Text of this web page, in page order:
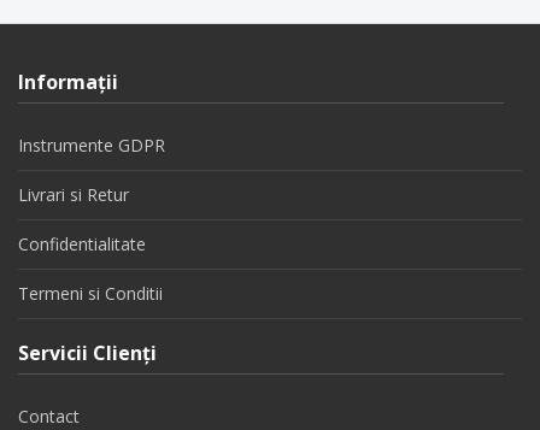
Informaţii
Instrumente GDPR
Livrari si Retur
Confidentialitate
Termeni si Conditii
Servicii Clienţi
Contact